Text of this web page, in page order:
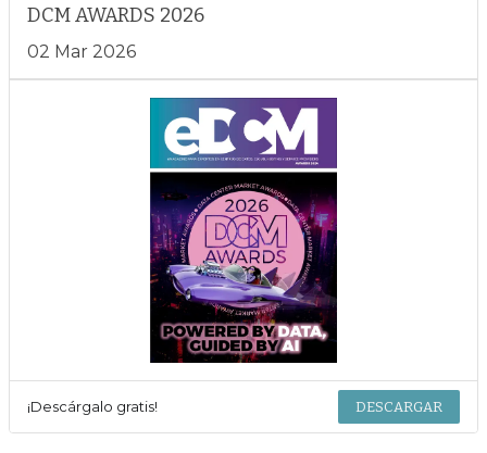
DCM AWARDS 2026
02 Mar 2026
¡Descárgalo gratis! DESCARGAR